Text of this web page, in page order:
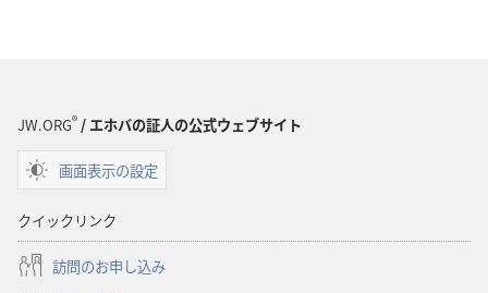
ン
JW.ORG®/ エホバの証人の公式ウェブサイト
画面表示の設定
クイックリンク
訪問のお申し込み